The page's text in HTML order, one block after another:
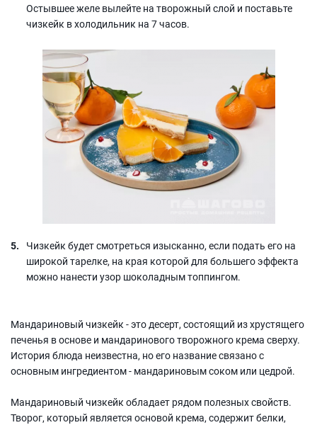
Остывшее желе вылейте на творожный слой и поставьте
чизкейк в холодильник на 7 часов.
Чизкейк будет смотреться изысканно, если подать его на
широкой тарелке, на края которой для большего эффекта
можно нанести узор шоколадным топпингом.
Мандариновый чизкейк - это десерт, состоящий из хрустящего
печенья в основе и мандаринового творожного крема сверху.
История блюда неизвестна, но его название связано с
основным ингредиентом - мандариновым соком или цедрой.
Мандариновый чизкейк обладает рядом полезных свойств.
Творог, который является основой крема, содержит белки,